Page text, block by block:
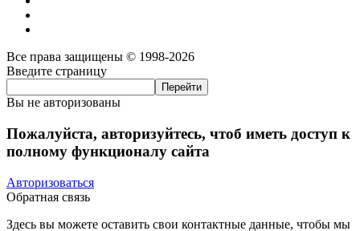
Все права защищены © 1998-2026
Введите страницу
Вы не авторизованы
Пожалуйста, авторизуйтесь, чтоб иметь доступ к
полному функционалу сайта
Авторизоваться
Обратная связь
Здесь вы можете оставить свои контактные данные, чтобы мы